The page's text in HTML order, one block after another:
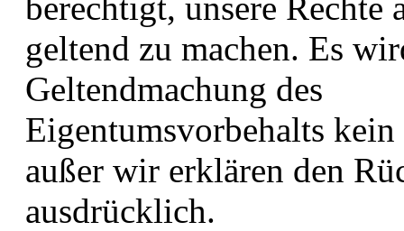
geltend zu machen. Es
Geltendmachung des
Eigentumsvorbehalts
außer wir erklären den
ausdrücklich.